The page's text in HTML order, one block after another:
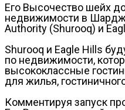
Его Высочество шейх
недвижимости в
Authority (Shurooq) и
Shurooq и Eagle Hills
по недвижимости,
высококлассные
для жилья,
Комментируя запуск